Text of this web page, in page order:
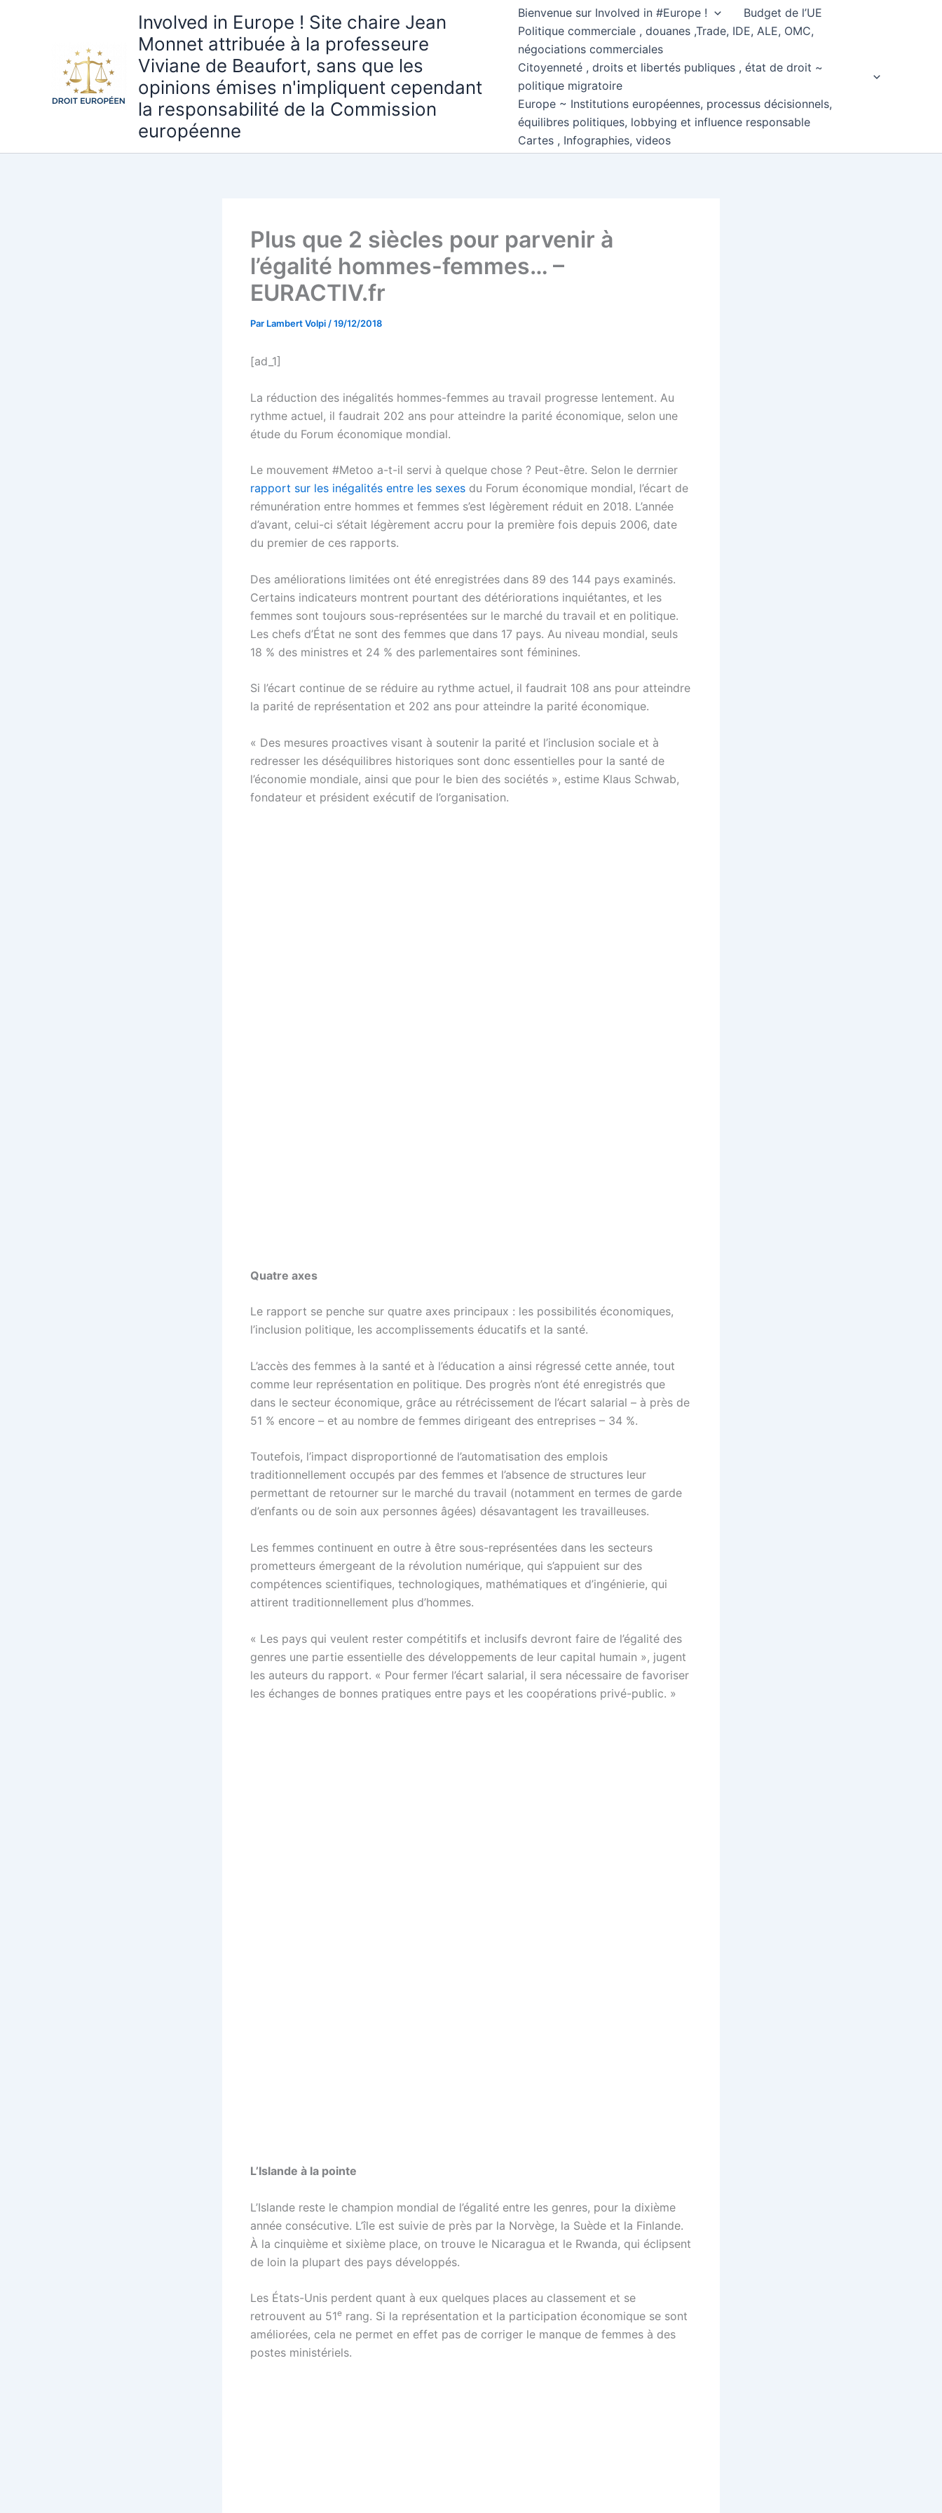
Involved in Europe ! Site chaire Jean
Monnet attribuée à la professeure
Viviane de Beaufort, sans que les
opinions émises n'impliquent cependant
la responsabilité de la Commission
européenne
Bienvenue sur Involved in #Europe !
Budget de l’UE
Politique commerciale , douanes ,Trade, IDE, ALE, OMC,
négociations commerciales
Citoyenneté , droits et libertés publiques , état de droit ~
politique migratoire
Europe ~ Institutions européennes, processus décisionnels,
équilibres politiques, lobbying et influence responsable
Cartes , Infographies, videos
Plus que 2 siècles pour parvenir à
l’égalité hommes-femmes… –
EURACTIV.fr
Par Lambert Volpi /19/12/2018
[ad_1]
La réduction des inégalités hommes-femmes au travail progresse lentement. Au
rythme actuel, il faudrait 202 ans pour atteindre la parité économique, selon une
étude du Forum économique mondial.
Le mouvement #Metoo a-t-il servi à quelque chose ? Peut-être. Selon le derrnier
rapport sur les inégalités entre les sexes du Forum économique mondial, l’écart de
rémunération entre hommes et femmes s’est légèrement réduit en 2018. L’année
d’avant, celui-ci s’était légèrement accru pour la première fois depuis 2006, date
du premier de ces rapports.
Des améliorations limitées ont été enregistrées dans 89 des 144 pays examinés.
Certains indicateurs montrent pourtant des détériorations inquiétantes, et les
femmes sont toujours sous-représentées sur le marché du travail et en politique.
Les chefs d’État ne sont des femmes que dans 17 pays. Au niveau mondial, seuls
18 % des ministres et 24 % des parlementaires sont féminines.
Si l’écart continue de se réduire au rythme actuel, il faudrait 108 ans pour atteindre
la parité de représentation et 202 ans pour atteindre la parité économique.
« Des mesures proactives visant à soutenir la parité et l’inclusion sociale et à
redresser les déséquilibres historiques sont donc essentielles pour la santé de
l’économie mondiale, ainsi que pour le bien des sociétés », estime Klaus Schwab,
fondateur et président exécutif de l’organisation.
Quatre axes
Le rapport se penche sur quatre axes principaux : les possibilités économiques,
l’inclusion politique, les accomplissements éducatifs et la santé.
L’accès des femmes à la santé et à l’éducation a ainsi régressé cette année, tout
comme leur représentation en politique. Des progrès n’ont été enregistrés que
dans le secteur économique, grâce au rétrécissement de l’écart salarial – à près de
51 % encore – et au nombre de femmes dirigeant des entreprises – 34 %.
Toutefois, l’impact disproportionné de l’automatisation des emplois
traditionnellement occupés par des femmes et l’absence de structures leur
permettant de retourner sur le marché du travail (notamment en termes de garde
d’enfants ou de soin aux personnes âgées) désavantagent les travailleuses.
Les femmes continuent en outre à être sous-représentées dans les secteurs
prometteurs émergeant de la révolution numérique, qui s’appuient sur des
compétences scientifiques, technologiques, mathématiques et d’ingénierie, qui
attirent traditionnellement plus d’hommes.
« Les pays qui veulent rester compétitifs et inclusifs devront faire de l’égalité des
genres une partie essentielle des développements de leur capital humain », jugent
les auteurs du rapport. « Pour fermer l’écart salarial, il sera nécessaire de favoriser
les échanges de bonnes pratiques entre pays et les coopérations privé-public. »
L’Islande à la pointe
L’Islande reste le champion mondial de l’égalité entre les genres, pour la dixième
année consécutive. L’île est suivie de près par la Norvège, la Suède et la Finlande.
À la cinquième et sixième place, on trouve le Nicaragua et le Rwanda, qui éclipsent
de loin la plupart des pays développés.
Les États-Unis perdent quant à eux quelques places au classement et se
retrouvent au 51e rang. Si la représentation et la participation économique se sont
améliorées, cela ne permet en effet pas de corriger le manque de femmes à des
postes ministériels.